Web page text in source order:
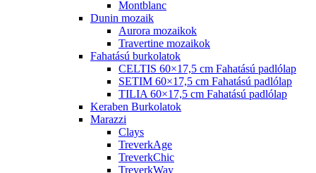
Montblanc
Dunin mozaik
Aurora mozaikok
Travertine mozaikok
Fahatású burkolatok
CELTIS 60×17,5 cm Fahatású padlólap
SETIM 60×17,5 cm Fahatású padlólap
TILIA 60×17,5 cm Fahatású padlólap
Keraben Burkolatok
Marazzi
Clays
TreverkAge
TreverkChic
TreverkWay